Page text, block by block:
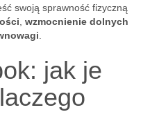
swoją sprawność fizyczną
wzmocnienie dolnych
jak je